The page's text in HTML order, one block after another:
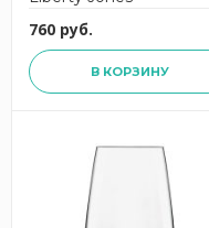
760 руб.
В КОРЗИНУ